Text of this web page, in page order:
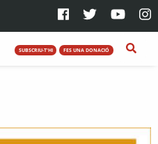
SUBSCRIU-T'HI FES UNA DONACIÓ